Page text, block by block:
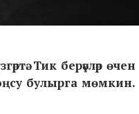
Тик берәүләр өчен
булырга мөмкин.